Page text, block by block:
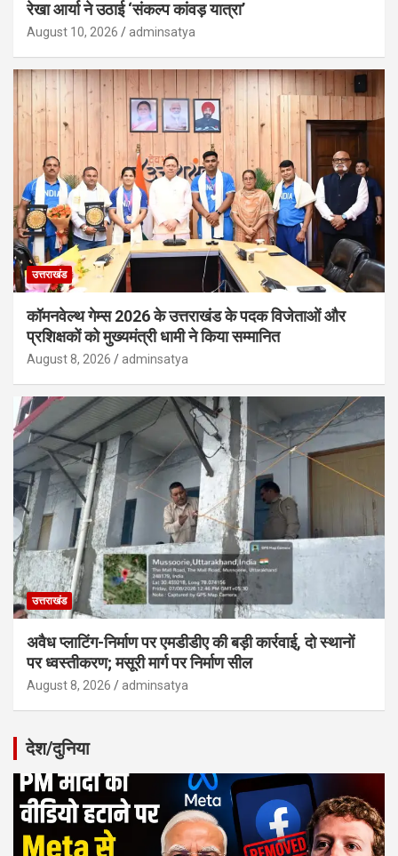
रेखा आर्या ने उठाई ‘संकल्प कांवड़ यात्रा’
August 10, 2026 adminsatya
उत्तराखंड
कॉमनवेल्थ गेम्स 2026 के उत्तराखंड के पदक विजेताओं और
प्रशिक्षकों को मुख्यमंत्री धामी ने किया सम्मानित
August 8, 2026 adminsatya
उत्तराखंड
अवैध प्लाटिंग-निर्माण पर एमडीडीए की बड़ी कार्रवाई, दो स्थानों
पर ध्वस्तीकरण; मसूरी मार्ग पर निर्माण सील
August 8, 2026 adminsatya
देश/दुनिया